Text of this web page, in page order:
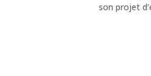
son projet